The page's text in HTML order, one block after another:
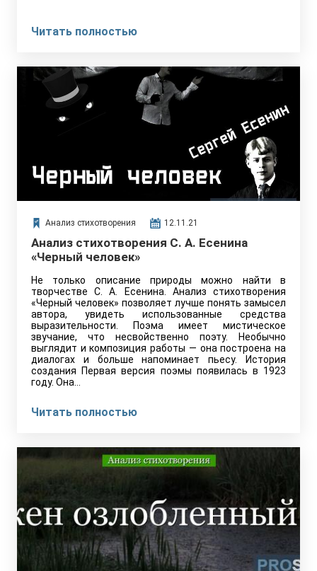
Читать полностью
Анализ стихотворения 12.11.21
Анализ стихотворения С. А. Есенина
«Черный человек»
Не только описание природы можно найти в
творчестве С. А. Есенина. Анализ стихотворения
«Черный человек» позволяет лучше понять замысел
автора, увидеть использованные средства
выразительности. Поэма имеет мистическое
звучание, что несвойственно поэту. Необычно
выглядит и композиция работы — она построена на
диалогах и больше напоминает пьесу. История
создания Первая версия поэмы появилась в 1923
году. Она…
Читать полностью